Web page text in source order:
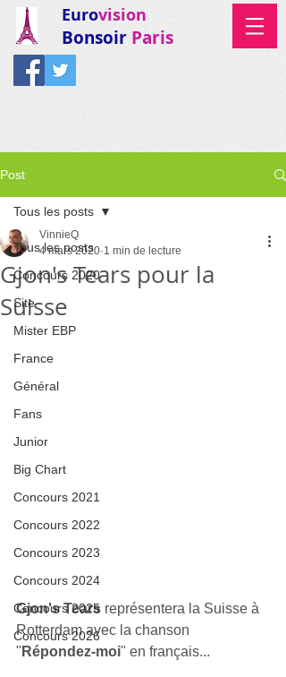
Eurovision
Bonsoir Paris
Post
Tous les posts
Concours 2020
Site
Mister EBP
France
Général
Fans
Junior
Big Chart
Concours 2021
Concours 2022
Concours 2023
Concours 2024
Concours 2025
Concours 2026
Tous les posts
Gjon's Tears pour la
Suisse
VinnieQ
4 mars 2020 1 min de lecture
Gjon's Tears représentera la Suisse à
Rotterdam avec la chanson
" Répondez-moi" en français...